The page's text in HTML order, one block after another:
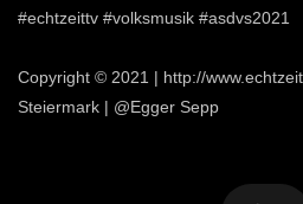
#echtzeittv #volksmusik #asdvs2021
Copyright © 2021 | http://
Steiermark | @Egger Sepp